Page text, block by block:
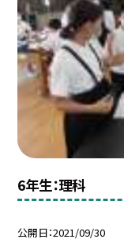
6年生：理科
公開日 2021/09/30